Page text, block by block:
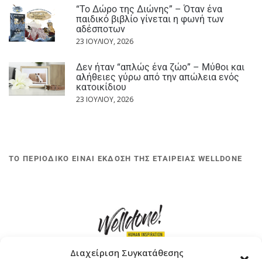
Διαχείριση Συγκατάθεσης
“Το Δώρο της Διώνης” – Όταν ένα
παιδικό βιβλίο γίνεται η φωνή των
αδέσποτων
23 ΙΟΥΛΊΟΥ, 2026
Δεν ήταν “απλώς ένα ζώο” – Μύθοι και
αλήθειες γύρω από την απώλεια ενός
κατοικίδιου
23 ΙΟΥΛΊΟΥ, 2026
ΤΟ ΠΕΡΙΟΔΙΚΟ ΕΙΝΑΙ ΕΚΔΟΣΗ ΤΗΣ ΕΤΑΙΡΕΙΑΣ WELLDONE